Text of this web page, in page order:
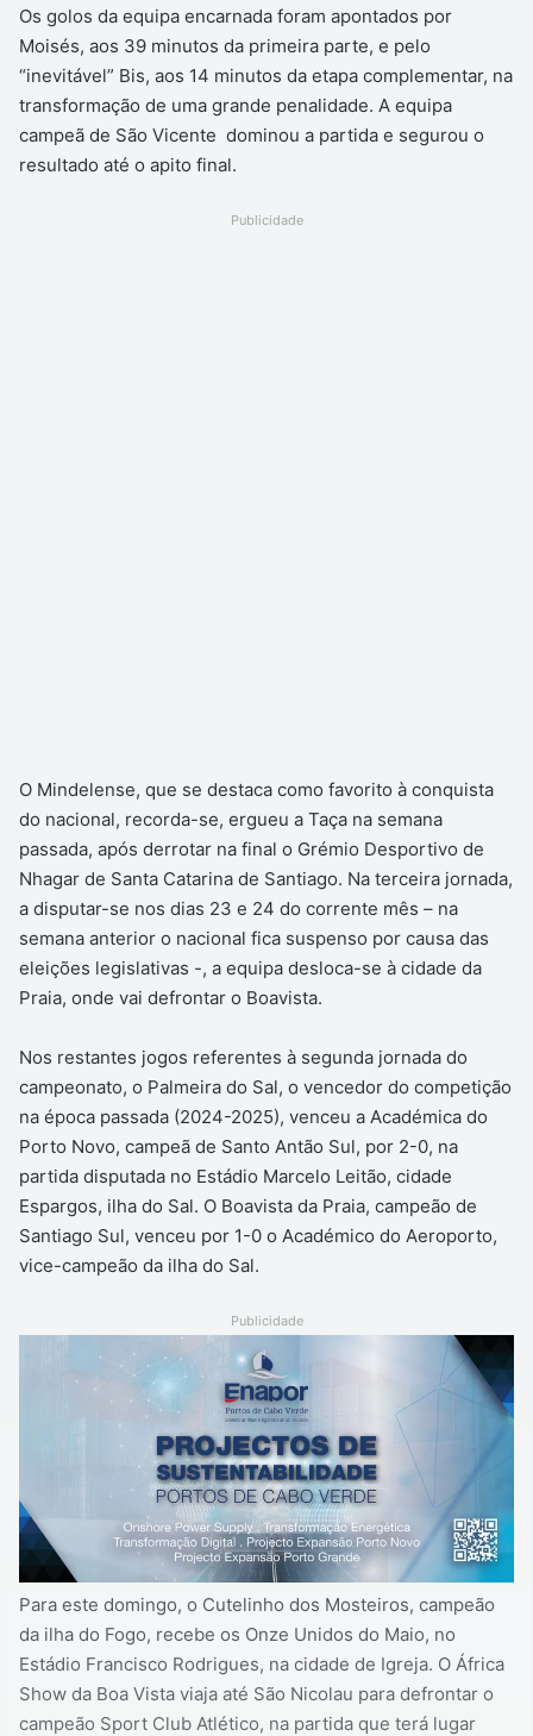
Os golos da equipa encarnada foram apontados por
Moisés, aos 39 minutos da primeira parte, e pelo
“inevitável” Bis, aos 14 minutos da etapa complementar, na
transformação de uma grande penalidade. A equipa
campeã de São Vicente dominou a partida e segurou o
resultado até o apito final.
Publicidade
O Mindelense, que se destaca como favorito à conquista
do nacional, recorda-se, ergueu a Taça na semana
passada, após derrotar na final o Grémio Desportivo de
Nhagar de Santa Catarina de Santiago. Na terceira jornada,
a disputar-se nos dias 23 e 24 do corrente mês – na
semana anterior o nacional fica suspenso por causa das
eleições legislativas -, a equipa desloca-se à cidade da
Praia, onde vai defrontar o Boavista.
Nos restantes jogos referentes à segunda jornada do
campeonato, o Palmeira do Sal, o vencedor do competição
na época passada (2024-2025), venceu a Académica do
Porto Novo, campeã de Santo Antão Sul, por 2-0, na
partida disputada no Estádio Marcelo Leitão, cidade
Espargos, ilha do Sal. O Boavista da Praia, campeão de
Santiago Sul, venceu por 1-0 o Académico do Aeroporto,
vice-campeão da ilha do Sal.
Publicidade
Para este domingo, o Cutelinho dos Mosteiros, campeão
da ilha do Fogo, recebe os Onze Unidos do Maio, no
Estádio Francisco Rodrigues, na cidade de Igreja. O África
Show da Boa Vista viaja até São Nicolau para defrontar o
campeão Sport Club Atlético, na partida que terá lugar